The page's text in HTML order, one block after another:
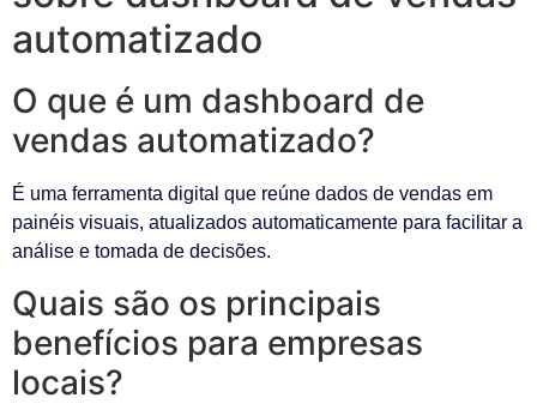
automatizado
O que é um dashboard de
vendas automatizado?
É uma ferramenta digital que reúne dados de vendas em
painéis visuais, atualizados automaticamente para facilitar a
análise e tomada de decisões.
Quais são os principais
benefícios para empresas
locais?